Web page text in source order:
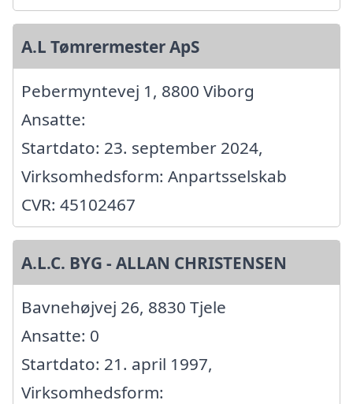
A.L Tømrermester ApS
Pebermyntevej 1, 8800 Viborg
Ansatte:
Startdato: 23. september 2024,
Virksomhedsform: Anpartsselskab
CVR: 45102467
A.L.C. BYG - ALLAN CHRISTENSEN
Bavnehøjvej 26, 8830 Tjele
Ansatte: 0
Startdato: 21. april 1997,
Virksomhedsform: